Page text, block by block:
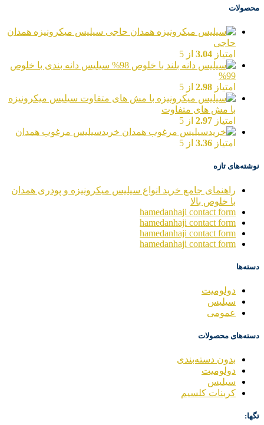
محصولات
سیلیس میکرونیزه همدان
حاجی
امتیاز 3.04 از 5
سیلیس دانه بندی با خلوص
99%
امتیاز 2.98 از 5
سیلیس میکرونیزه
با مش های متفاوت
امتیاز 2.97 از 5
خریدسیلیس مرغوب همدان
امتیاز 3.36 از 5
نوشته‌های تازه
راهنمای جامع خرید انواع سیلیس میکرونیزه و پودری همدان
با خلوص بالا
hamedanhaji contact form
hamedanhaji contact form
hamedanhaji contact form
hamedanhaji contact form
دسته‌ها
دولومیت
سیلیس
عمومی
دسته‌های محصولات
بدون دسته‌بندی
دولومیت
سیلیس
کربنات کلسیم
تگها: